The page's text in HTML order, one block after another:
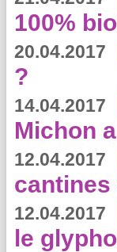
100%
20.04.2017
?
14.04.2017
Michon
12.04.2017
12.04.2017
le